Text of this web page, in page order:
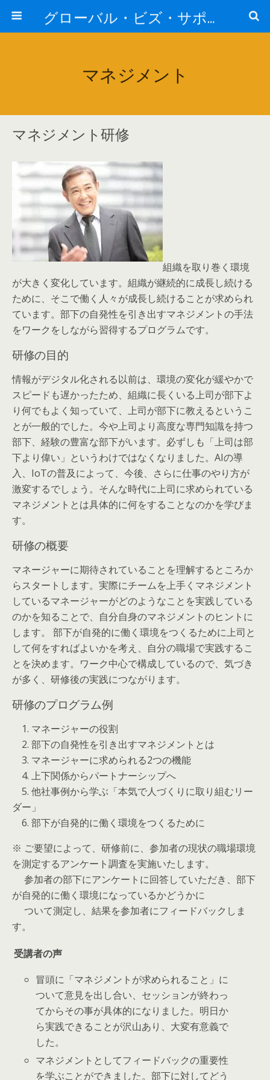
グローバル・ビズ・サポート株式会社
マネジメント
マネジメント研修
組織を取り巻く環境
が大きく変化しています。組織が継続的に成長し続ける
ために、そこで働く人々が成長し続けることが求められ
ています。部下の自発性を引き出すマネジメントの手法
をワークをしながら習得するプログラムです。
研修の目的
情報がデジタル化される以前は、環境の変化が緩やかで
スピードも遅かったため、組織に長くいる上司が部下よ
り何でもよく知っていて、上司が部下に教えるというこ
とが一般的でした。今や上司より高度な専門知識を持つ
部下、経験の豊富な部下がいます。必ずしも「上司は部
下より偉い」というわけではなくなりました。AIの導
入、IoTの普及によって、今後、さらに仕事のやり方が
激変するでしょう。そんな時代に上司に求められている
マネジメントとは具体的に何をすることなのかを学びま
す。
研修の概要
マネージャーに期待されていることを理解するところか
らスタートします。実際にチームを上手くマネジメント
しているマネージャーがどのようなことを実践している
のかを知ることで、自分自身のマネジメントのヒントに
します。 部下が自発的に働く環境をつくるために上司と
して何をすればよいかを考え、自分の職場で実践するこ
とを決めます。ワーク中心で構成しているので、気づき
が多く、研修後の実践につながります。
研修のプログラム例
1. マネージャーの役割
2. 部下の自発性を引き出すマネジメントとは
3. マネージャーに求められる2つの機能
4. 上下関係からパートナーシップへ
5. 他社事例から学ぶ「本気で人づくりに取り組むリー
ダー」
6. 部下が自発的に働く環境をつくるために
※ ご要望によって、研修前に、参加者の現状の職場環境
を測定するアンケート調査を実施いたします。
参加者の部下にアンケートに回答していただき、部下
が自発的に働く環境になっているかどうかに
ついて測定し、結果を参加者にフィードバックしま
す。
受講者の声
冒頭に「マネジメントが求められること」に
ついて意見を出し合い、セッションが終わっ
てからその事が具体的になりました。明日か
ら実践できることが沢山あり、大変有意義で
した。
マネジメントとしてフィードバックの重要性
を学ぶことができました。部下に対してどう